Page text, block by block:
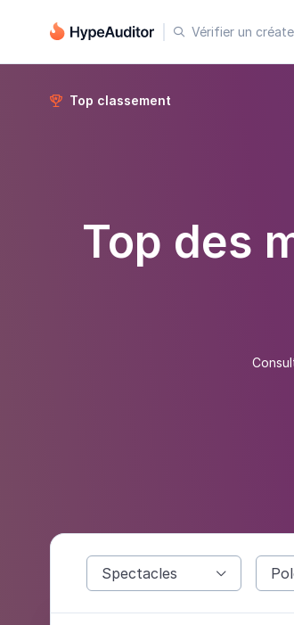
 Vérifier un
 Top classement
Top des
Spectacles 